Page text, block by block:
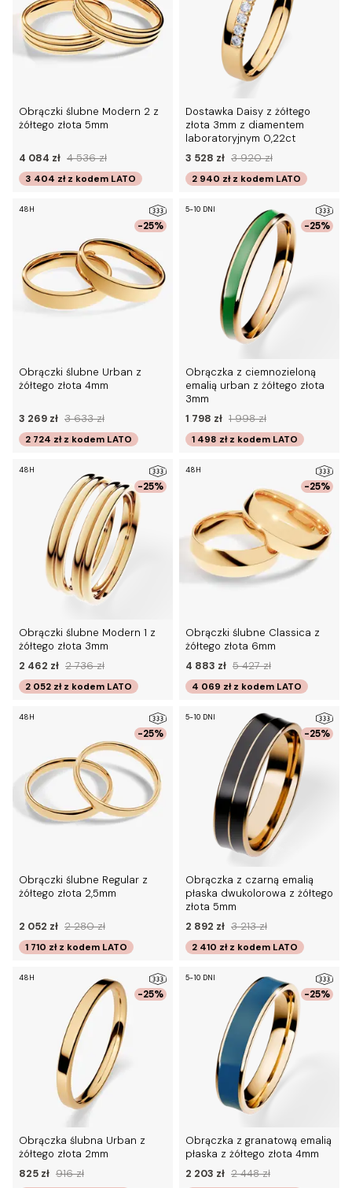
Obrączki ślubne Modern 2 z
żółtego złota 5mm
4 084 zł 4 536 zł
3 404 zł z kodem LATO
Dostawka Daisy z żółtego
złota 3mm z diamentem
laboratoryjnym 0,22ct
3 528 zł 3 920 zł
2 940 zł z kodem LATO
-25%
48H
Obrączki ślubne Urban z
żółtego złota 4mm
3 269 zł 3 633 zł
2 724 zł z kodem LATO
-25%
5-10 DNI
Obrączka z ciemnozieloną
emalią urban z żółtego złota
3mm
1 798 zł 1 998 zł
1 498 zł z kodem LATO
-25%
48H
Obrączki ślubne Modern 1 z
żółtego złota 3mm
2 462 zł 2 736 zł
2 052 zł z kodem LATO
-25%
48H
Obrączki ślubne Classica z
żółtego złota 6mm
4 883 zł 5 427 zł
4 069 zł z kodem LATO
-25%
48H
Obrączki ślubne Regular z
żółtego złota 2,5mm
2 052 zł 2 280 zł
1 710 zł z kodem LATO
-25%
5-10 DNI
Obrączka z czarną emalią
płaska dwukolorowa z żółtego
złota 5mm
2 892 zł 3 213 zł
2 410 zł z kodem LATO
-25%
48H
Obrączka ślubna Urban z
żółtego złota 2mm
825 zł 916 zł
-25%
5-10 DNI
Obrączka z granatową emalią
płaska z żółtego złota 4mm
2 203 zł 2 448 zł